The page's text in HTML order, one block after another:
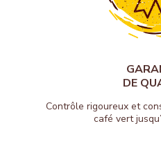
DE
Contrôle rigoureux et
café vert